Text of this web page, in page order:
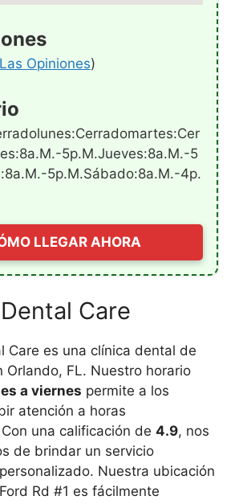
Opiniones)
5p.m.jueves:8a.m.-5
5p.m.sábado:8a.m.-4p.
LLEGAR AHORA
Care
Care es una clínica dental de
Orlando, FL. Nuestro horario
a viernes permite a los
atención a horas
una calificación de 4.9, nos
de brindar un servicio
Nuestra ubicación
Rd #1 es fácilmente